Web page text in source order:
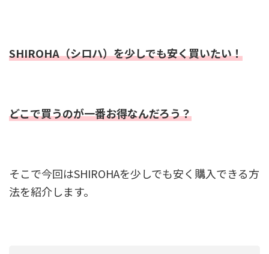
SHIROHA（シロハ）を少しでも安く買いたい！
どこで買うのが一番お得なんだろう？
そこで今回はSHIROHAを少しでも安く購入できる方
法を紹介します。